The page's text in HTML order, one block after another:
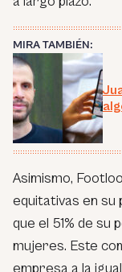
MIRA TAMBIÉN:
Asimismo,
equitativas en
que el 51% de
mujeres. Este
empresa a la